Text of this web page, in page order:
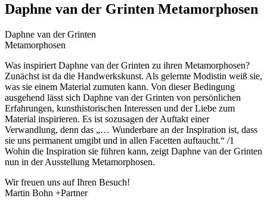
Daphne van der Grinten Metamorphosen
Daphne van der Grinten
Metamorphosen
Was inspiriert Daphne van der Grinten zu ihren Metamorphosen?
Zunächst ist da die Handwerkskunst. Als gelernte Modistin weiß sie,
was sie einem Material zumuten kann. Von dieser Bedingung
ausgehend lässt sich Daphne van der Grinten von persönlichen
Erfahrungen, kunsthistorischen Interessen und der Liebe zum
Material inspirieren. Es ist sozusagen der Auftakt einer
Verwandlung, denn das „… Wunderbare an der Inspiration ist, dass
sie uns permanent umgibt und in allen Facetten auftaucht.“ /1
Wohin die Inspiration sie führen kann, zeigt Daphne van der Grinten
nun in der Ausstellung Metamorphosen.
Wir freuen uns auf Ihren Besuch!
Martin Bohn +Partner